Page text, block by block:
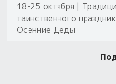
18-25 октября |
таинственного
Осенние Деды